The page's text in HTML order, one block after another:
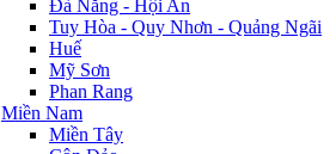
Đà Năng - Hội An
Tuy Hòa - Quy Nhơn - Quảng Ngãi
Huế
Mỹ Sơn
Phan Rang
Miền Nam
Miền Tây